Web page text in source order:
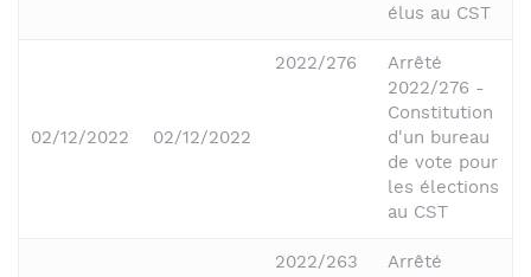
élus au CST
02/12/2022 02/12/2022
2022/276
Arrêté
2022/276 -
Constitution
d'un bureau
de vote pour
les élections
au CST
2022/263
Arrêté